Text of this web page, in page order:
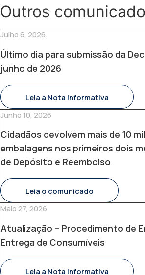
Outros
Julho 6, 2026
Último dia para submissão da
junho de 2026
Leia a Nota Informativa
Junho 10, 2026
Cidadãos devolvem mais de 10
embalagens nos primeiros dois
de Depósito e Reembolso
Leia o comunicado
Maio 27, 2026
Atualização – Procedimento de
Entrega de Consumíveis
Leia a Nota Informativa